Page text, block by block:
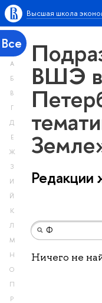
Высшая школа
Все
А
Б
В
Г
Д
Е
Ж
З
И
Й
К
Л
М
Н
О
П
Р
ВШЭ в
Редакции
Ничего не